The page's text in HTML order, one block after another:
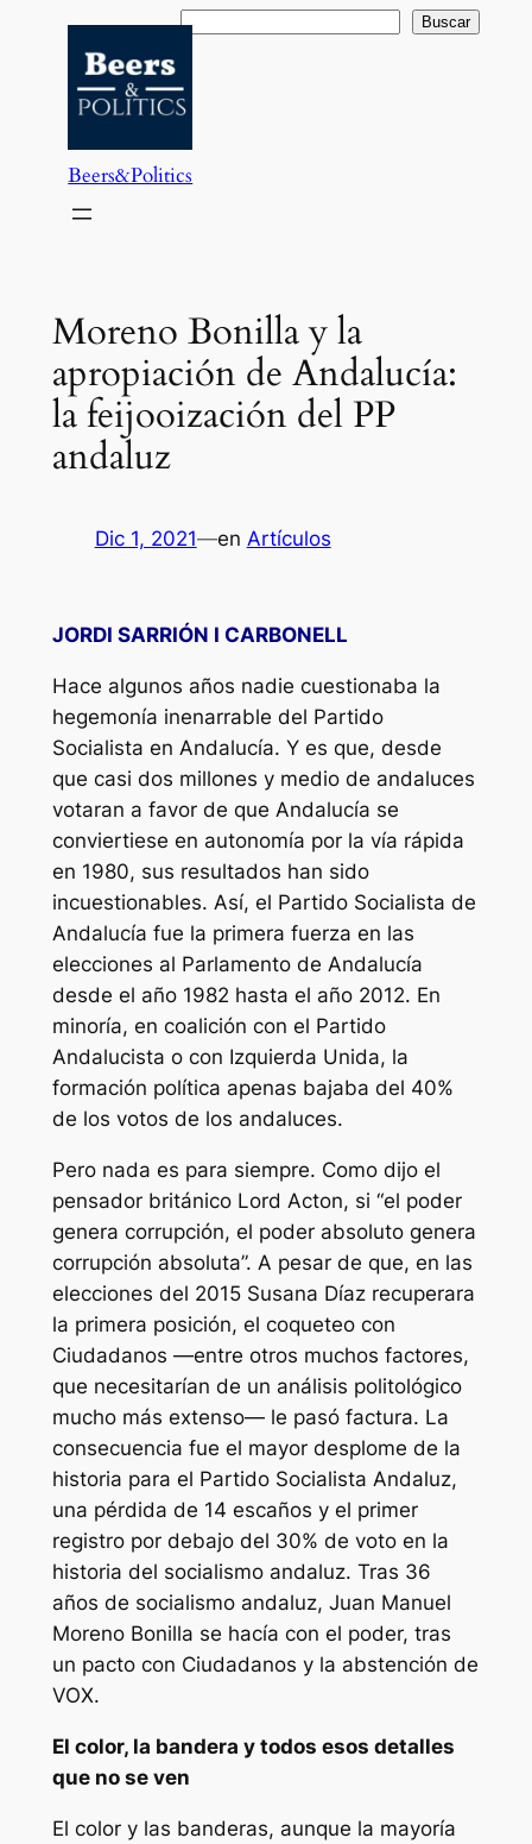
contenido
Buscar Buscar
Beers&Politics
Moreno Bonilla y la
apropiación de Andalucía:
la feijooización del PP
andaluz
Dic 1, 2021—en Artículos
JORDI SARRIÓN I CARBONELL
Hace algunos años nadie cuestionaba la
hegemonía inenarrable del Partido
Socialista en Andalucía. Y es que, desde
que casi dos millones y medio de andaluces
votaran a favor de que Andalucía se
conviertiese en autonomía por la vía rápida
en 1980, sus resultados han sido
incuestionables. Así, el Partido Socialista de
Andalucía fue la primera fuerza en las
elecciones al Parlamento de Andalucía
desde el año 1982 hasta el año 2012. En
minoría, en coalición con el Partido
Andalucista o con Izquierda Unida, la
formación política apenas bajaba del 40%
de los votos de los andaluces.
Pero nada es para siempre. Como dijo el
pensador británico Lord Acton, si “el poder
genera corrupción, el poder absoluto genera
corrupción absoluta”. A pesar de que, en las
elecciones del 2015 Susana Díaz recuperara
la primera posición, el coqueteo con
Ciudadanos —entre otros muchos factores,
que necesitarían de un análisis politológico
mucho más extenso— le pasó factura. La
consecuencia fue el mayor desplome de la
historia para el Partido Socialista Andaluz,
una pérdida de 14 escaños y el primer
registro por debajo del 30% de voto en la
historia del socialismo andaluz. Tras 36
años de socialismo andaluz, Juan Manuel
Moreno Bonilla se hacía con el poder, tras
un pacto con Ciudadanos y la abstención de
VOX.
El color, la bandera y todos esos detalles
que no se ven
El color y las banderas, aunque la mayoría